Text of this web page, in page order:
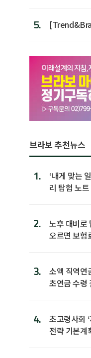
5.
브라보 추천뉴스
1.
‘내게 맞는
리 탐험 노트
2.
노후 대비로
오르면 보험
3.
소액 직역연
초연금 수령
4.
초고령사회
전략 기본계